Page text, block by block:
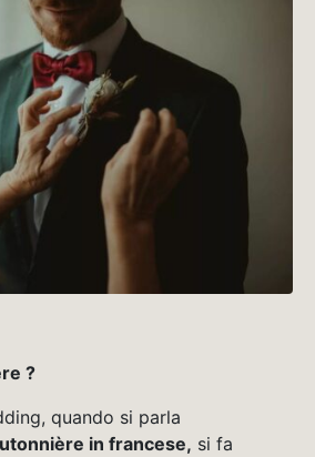
?
quando si parla
in francese, si fa